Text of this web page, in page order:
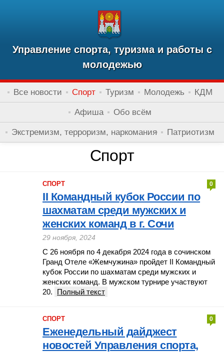
Управление спорта, туризма и работы с
молодежью
Все новости Спорт Туризм Молодежь КДМ
Афиша Обо всём
Экстремизм, терроризм, наркомания Патриотизм
Спорт
СПОРТ 0
II Командный кубок России по
шахматам среди мужских и
женских команд в г. Сочи
29 ноября, 2024
С 26 ноября по 4 декабря 2024 года в сочинском
Гранд Отеле «Жемчужина» пройдет II Командный
кубок России по шахматам среди мужских и
женских команд. В мужском турнире участвуют
20.
Полный текст
СПОРТ 0
Еженедельный дайджест
новостей Управления спорта,